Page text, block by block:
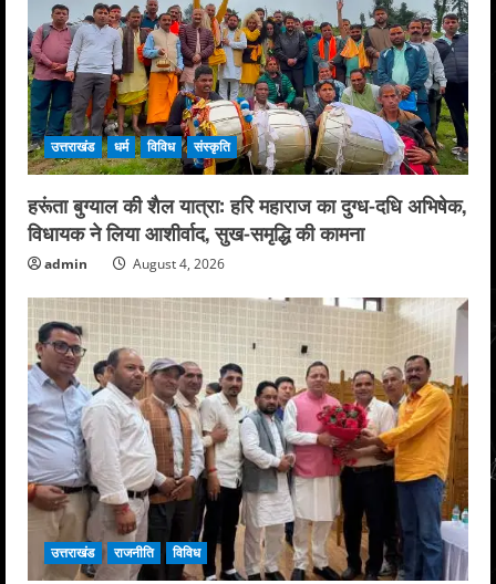
उत्तराखंड धर्म विविध संस्कृति
हरूंता बुग्याल की शैल यात्रा: हरि महाराज का दुग्ध-दधि अभिषेक,
विधायक ने लिया आशीर्वाद, सुख-समृद्धि की कामना
admin August 4, 2026
उत्तराखंड राजनीति विविध